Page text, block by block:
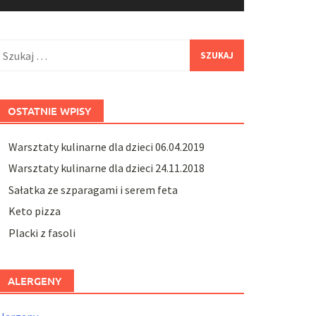
OSTATNIE WPISY
Warsztaty kulinarne dla dzieci 06.04.2019
Warsztaty kulinarne dla dzieci 24.11.2018
Sałatka ze szparagami i serem feta
Keto pizza
Placki z fasoli
ALERGENY